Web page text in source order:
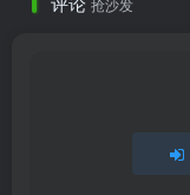
抢沙发